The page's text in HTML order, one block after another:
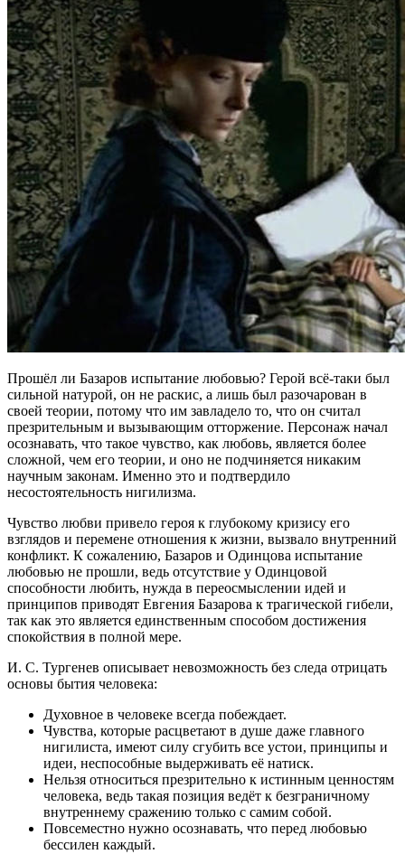
Прошёл ли Базаров испытание любовью? Герой всё-таки был
сильной натурой, он не раскис, а лишь был разочарован в
своей теории, потому что им завладело то, что он считал
презрительным и вызывающим отторжение. Персонаж начал
осознавать, что такое чувство, как любовь, является более
сложной, чем его теории, и оно не подчиняется никаким
научным законам. Именно это и подтвердило
несостоятельность нигилизма.
Чувство любви привело героя к глубокому кризису его
взглядов и перемене отношения к жизни, вызвало внутренний
конфликт. К сожалению, Базаров и Одинцова испытание
любовью не прошли, ведь отсутствие у Одинцовой
способности любить, нужда в переосмыслении идей и
принципов приводят Евгения Базарова к трагической гибели,
так как это является единственным способом достижения
спокойствия в полной мере.
И. С. Тургенев описывает невозможность без следа отрицать
основы бытия человека:
Духовное в человеке всегда побеждает.
Чувства, которые расцветают в душе даже главного
нигилиста, имеют силу сгубить все устои, принципы и
идеи, неспособные выдерживать её натиск.
Нельзя относиться презрительно к истинным ценностям
человека, ведь такая позиция ведёт к безграничному
внутреннему сражению только с самим собой.
Повсеместно нужно осознавать, что перед любовью
бессилен каждый.